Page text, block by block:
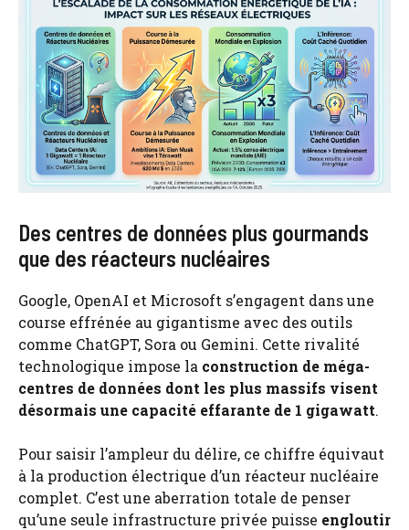
Des centres de données plus gourmands
que des réacteurs nucléaires
Google, OpenAI et Microsoft s’engagent dans une
course effrénée au gigantisme avec des outils
comme ChatGPT, Sora ou Gemini. Cette rivalité
technologique impose la construction de méga-
centres de données dont les plus massifs visent
désormais une capacité effarante de 1 gigawatt.
Pour saisir l’ampleur du délire, ce chiffre équivaut
à la production électrique d’un réacteur nucléaire
complet. C’est une aberration totale de penser
qu’une seule infrastructure privée puisse engloutir